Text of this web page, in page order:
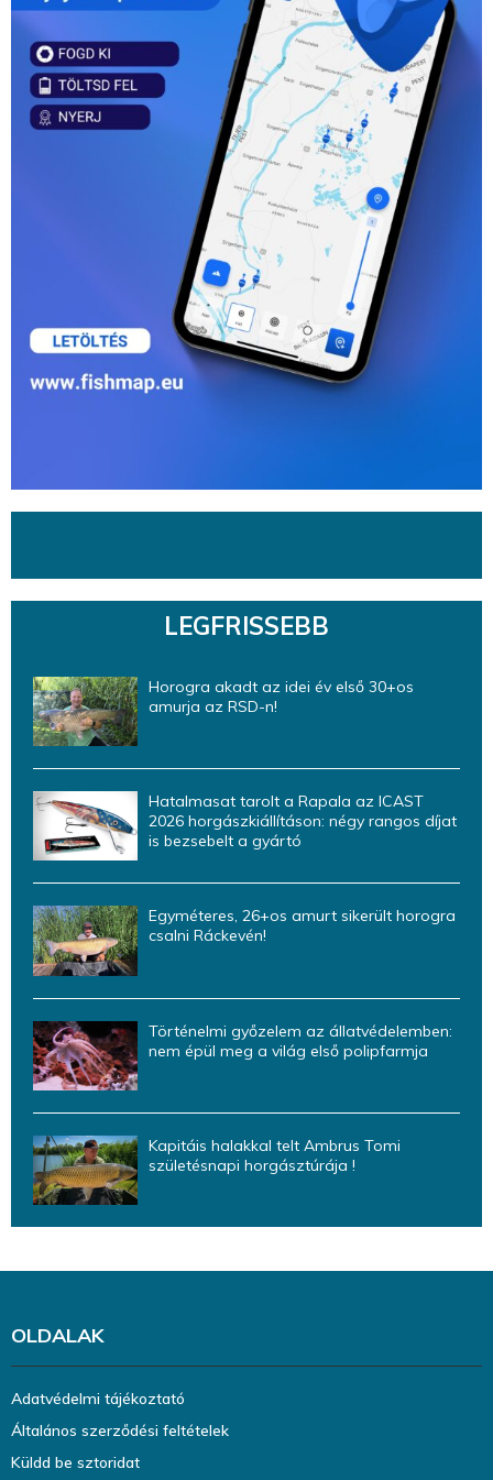
LEGFRISSEBB
Horogra akadt az idei év első 30+os
amurja az RSD-n!
Hatalmasat tarolt a Rapala az ICAST
2026 horgászkiállításon: négy rangos díjat
is bezsebelt a gyártó
Egyméteres, 26+os amurt sikerült horogra
csalni Ráckevén!
Történelmi győzelem az állatvédelemben:
nem épül meg a világ első polipfarmja
Kapitáis halakkal telt Ambrus Tomi
születésnapi horgásztúrája !
OLDALAK
Adatvédelmi tájékoztató
Általános szerződési feltételek
Küldd be sztoridat